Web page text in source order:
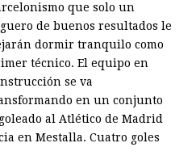
que solo un
de buenos resultados le
dormir tranquilo como
técnico. El equipo en
se va
en un conjunto
al Atlético de Madrid
en Mestalla. Cuatro goles